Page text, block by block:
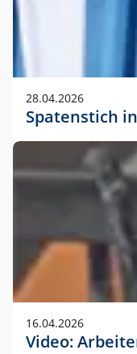
28.04.2026
Spatenstich
16.04.2026
Video: